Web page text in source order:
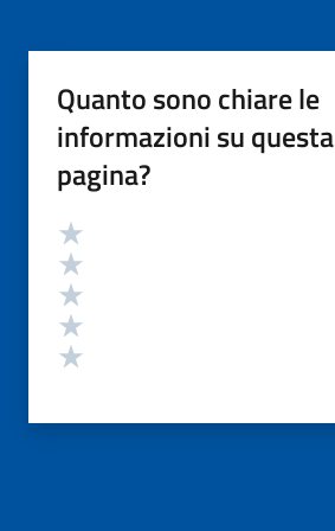
Quanto sono chiare le
informazioni su questa
pagina?
Valutazione